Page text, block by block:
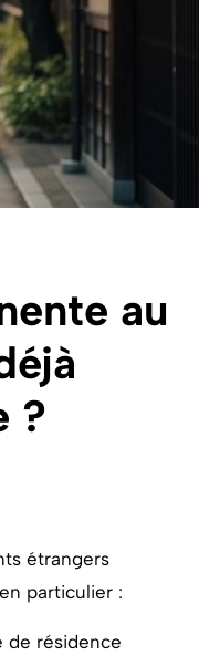
au
?
étrangers
particulier :
de résidence